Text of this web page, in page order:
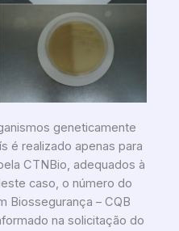
geneticamente
é realizado apenas para
CTNBio, adequados à
caso, o número do
Biossegurança – CQB
na solicitação do